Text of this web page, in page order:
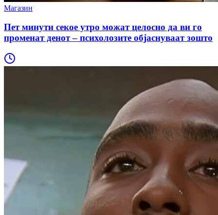
Магазин
Пет минути секое утро можат целосно да ви го
променат денот – психолозите објаснуваат зошто